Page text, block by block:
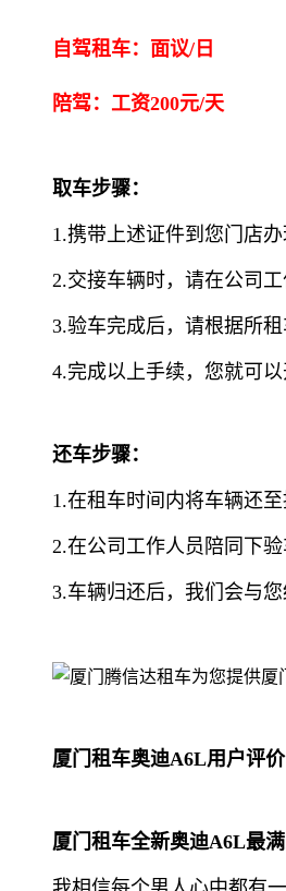
自驾租车：面议/日
陪驾：工资200元/天
取车步骤：
1.携带上述证件到您门店办
2.交接车辆时，请在公司
3.验车完成后，请根据所
4.完成以上手续，您就可以
还车步骤：
1.在租车时间内将车辆还至
2.在公司工作人员陪同下
3.车辆归还后，我们会与
厦门租车奥迪A6L用户评价
厦门租车全新奥迪A6L最满